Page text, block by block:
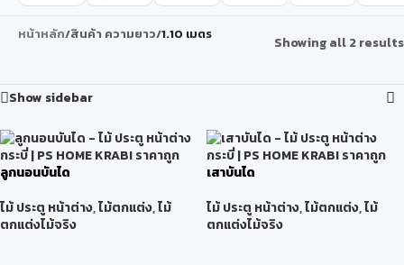
หน้าหลัก/สินค้า ความยาว/1.10 เมตร Showing all 2 results
Show sidebar
ลูกนอนบันได
ไม้ ประตู หน้าต่าง,ไม้ตกแต่ง,ไม้
ตกแต่งไม้จริง
เสาบันได
ไม้ ประตู หน้าต่าง,ไม้ตกแต่ง,ไม้
ตกแต่งไม้จริง